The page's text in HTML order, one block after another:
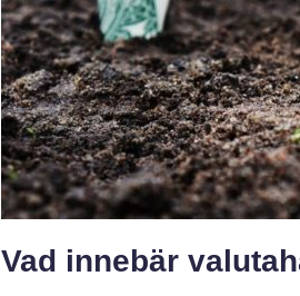
Vad innebär